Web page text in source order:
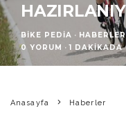
BIKE PEDIA · HABERLER
0 YORUM · 1 DAKIKADA
Anasayfa Haberler